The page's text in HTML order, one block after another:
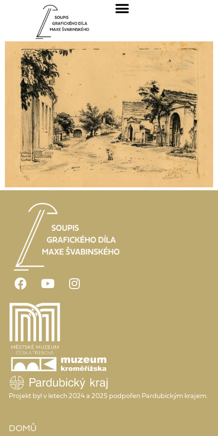
Projekt byl v letech 2024 a 2025 podpořen Pardubickým krajem.
DOMŮ